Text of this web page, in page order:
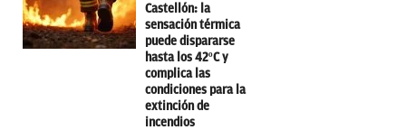
Castellón: la
sensación térmica
puede dispararse
hasta los 42ºC y
complica las
condiciones para la
extinción de
incendios